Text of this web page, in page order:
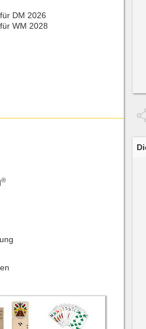
DM 2026
WM 2028
®